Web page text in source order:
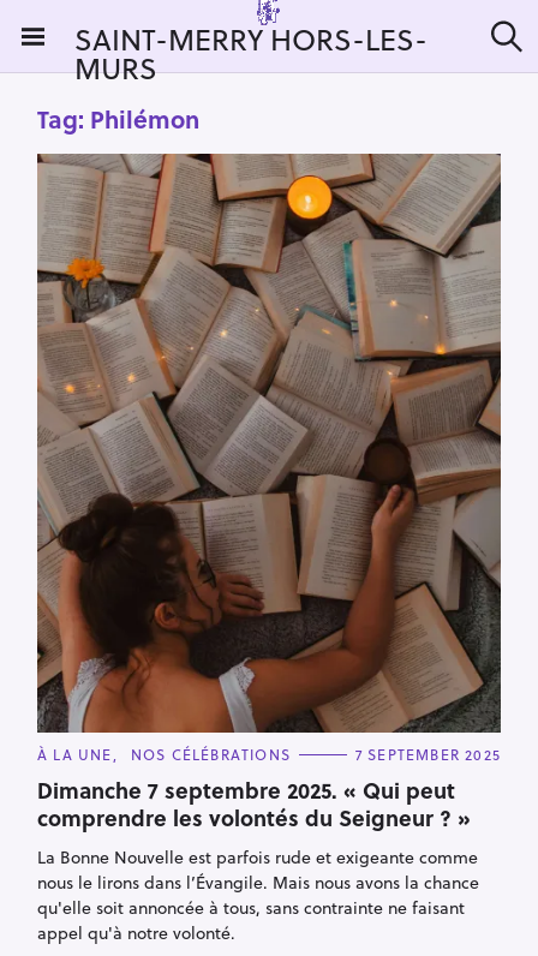
i
SAINT-MERRY HORS-LES-
MURS e
Tag: Philémon
C
T
E
G
O
I
E
S
À LA UNE NOS CÉLÉBRATIONS 7 SEPTEMBER 2025
Dimanche 7 septembre 2025. « Qui peut
comprendre les volontés du Seigneur ? »
La Bonne Nouvelle est parfois rude et exigeante comme
nous le lirons dans l’Évangile. Mais nous avons la chance
qu'elle soit annoncée à tous, sans contrainte ne faisant
appel qu'à notre volonté.